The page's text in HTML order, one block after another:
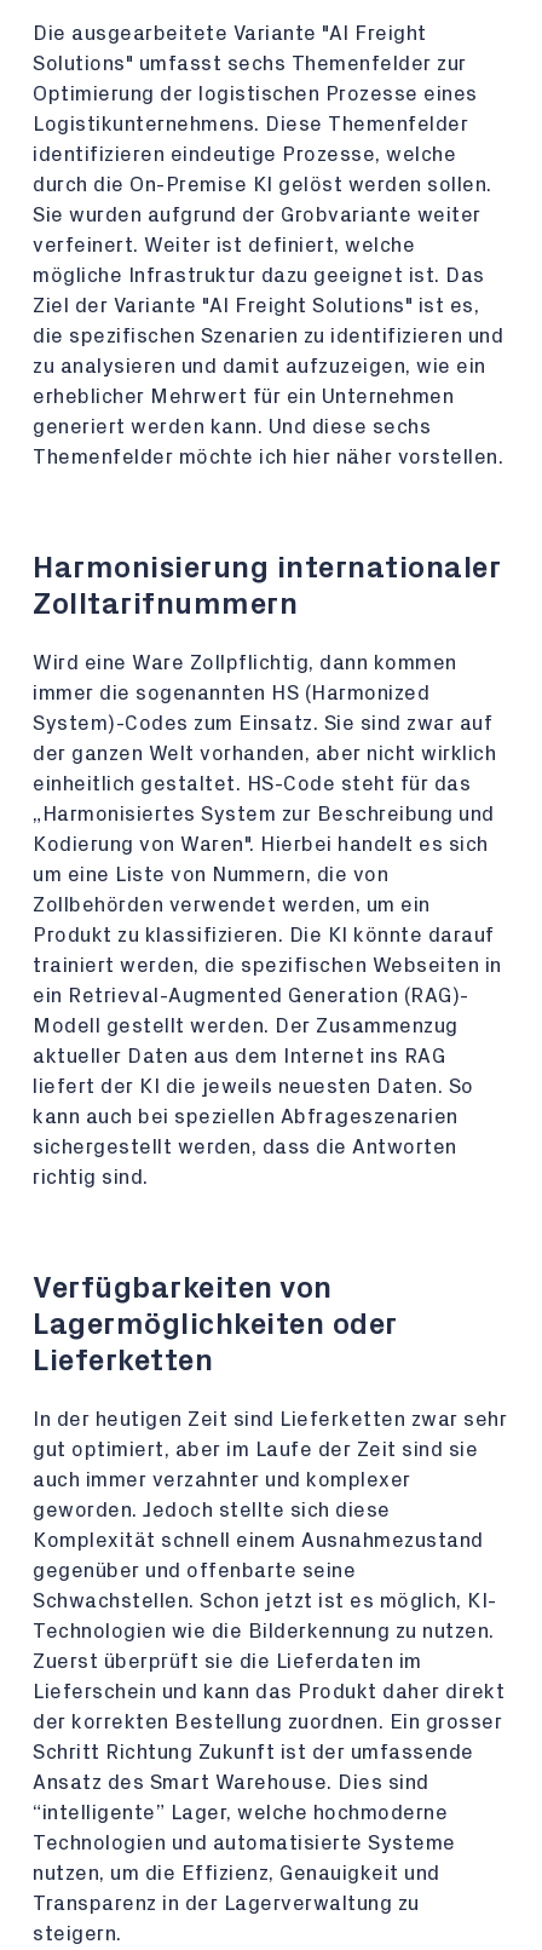
Die ausgearbeitete Variante "AI Freight
Solutions" umfasst sechs Themenfelder zur
Optimierung der logistischen Prozesse eines
Logistikunternehmens. Diese Themenfelder
identifizieren eindeutige Prozesse, welche
durch die On-Premise KI gelöst werden sollen.
Sie wurden aufgrund der Grobvariante weiter
verfeinert. Weiter ist definiert, welche
mögliche Infrastruktur dazu geeignet ist. Das
Ziel der Variante "AI Freight Solutions" ist es,
die spezifischen Szenarien zu identifizieren und
zu analysieren und damit aufzuzeigen, wie ein
erheblicher Mehrwert für ein Unternehmen
generiert werden kann. Und diese sechs
Themenfelder möchte ich hier näher vorstellen.
Harmonisierung internationaler
Zolltarifnummern
Wird eine Ware Zollpflichtig, dann kommen
immer die sogenannten HS (Harmonized
System)-Codes zum Einsatz. Sie sind zwar auf
der ganzen Welt vorhanden, aber nicht wirklich
einheitlich gestaltet. HS-Code steht für das
„Harmonisiertes System zur Beschreibung und
Kodierung von Waren". Hierbei handelt es sich
um eine Liste von Nummern, die von
Zollbehörden verwendet werden, um ein
Produkt zu klassifizieren. Die KI könnte darauf
trainiert werden, die spezifischen Webseiten in
ein Retrieval-Augmented Generation (RAG)-
Modell gestellt werden. Der Zusammenzug
aktueller Daten aus dem Internet ins RAG
liefert der KI die jeweils neuesten Daten. So
kann auch bei speziellen Abfrageszenarien
sichergestellt werden, dass die Antworten
richtig sind.
Verfügbarkeiten von
Lagermöglichkeiten oder
Lieferketten
In der heutigen Zeit sind Lieferketten zwar sehr
gut optimiert, aber im Laufe der Zeit sind sie
auch immer verzahnter und komplexer
geworden. Jedoch stellte sich diese
Komplexität schnell einem Ausnahmezustand
gegenüber und offenbarte seine
Schwachstellen. Schon jetzt ist es möglich, KI-
Technologien wie die Bilderkennung zu nutzen.
Zuerst überprüft sie die Lieferdaten im
Lieferschein und kann das Produkt daher direkt
der korrekten Bestellung zuordnen. Ein grosser
Schritt Richtung Zukunft ist der umfassende
Ansatz des Smart Warehouse. Dies sind
“intelligente” Lager, welche hochmoderne
Technologien und automatisierte Systeme
nutzen, um die Effizienz, Genauigkeit und
Transparenz in der Lagerverwaltung zu
steigern.